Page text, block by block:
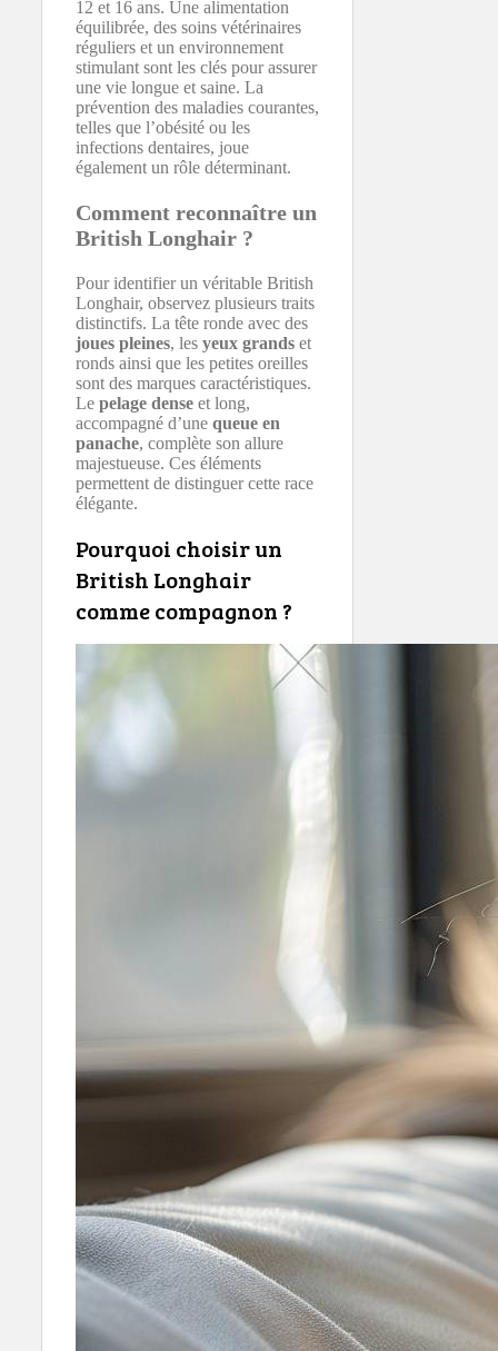
12 et 16 ans. Une alimentation
équilibrée, des soins vétérinaires
réguliers et un environnement
stimulant sont les clés pour assurer
une vie longue et saine. La
prévention des maladies courantes,
telles que l’obésité ou les
infections dentaires, joue
également un rôle déterminant.
Comment reconnaître un
British Longhair ?
Pour identifier un véritable British
Longhair, observez plusieurs traits
distinctifs. La tête ronde avec des
joues pleines, les yeux grands et
ronds ainsi que les petites oreilles
sont des marques caractéristiques.
Le pelage dense et long,
accompagné d’une queue en
panache, complète son allure
majestueuse. Ces éléments
permettent de distinguer cette race
élégante.
Pourquoi choisir un
British Longhair
comme compagnon ?